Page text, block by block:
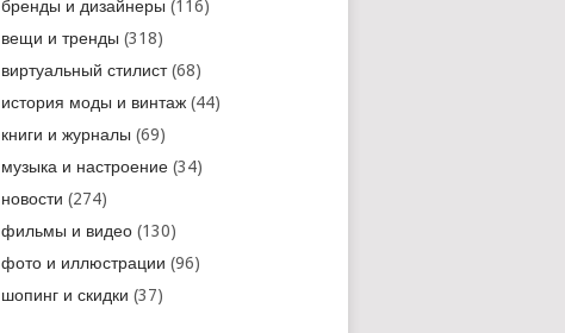
бренды и дизайнеры (116)
вещи и тренды (318)
виртуальный стилист(68)
история моды и винтаж (44)
книги и журналы (69)
музыка и настроение (34)
новости (274)
фильмы и видео (130)
фото и иллюстрации (96)
шопинг и скидки (37)